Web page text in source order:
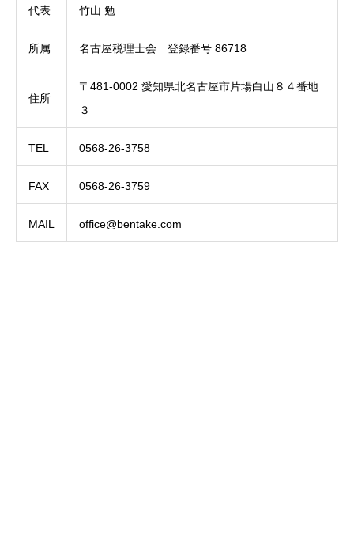
代表 竹山 勉
所属 名古屋税理士会 登録番号 86718
住所
〒481-0002 愛知県北名古屋市片場白山８４番地
３
TEL 0568-26-3758
FAX 0568-26-3759
MAIL office@bentake.com